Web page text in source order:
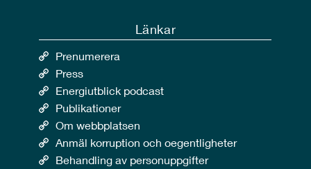
Länkar
Prenumerera
Press
Energiutblick podcast
Publikationer
Om webbplatsen
Anmäl korruption och oegentligheter
Behandling av personuppgifter